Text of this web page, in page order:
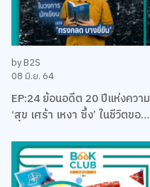
by B2S
08 มิ.ย. 64
EP:24 ย้อนอดีต 20 ปีแห่งความ
‘สุข เศร้า เหงา ซึ้ง’ ในชีวิตของ
‘ทรงกลด บางยี่ขัน’